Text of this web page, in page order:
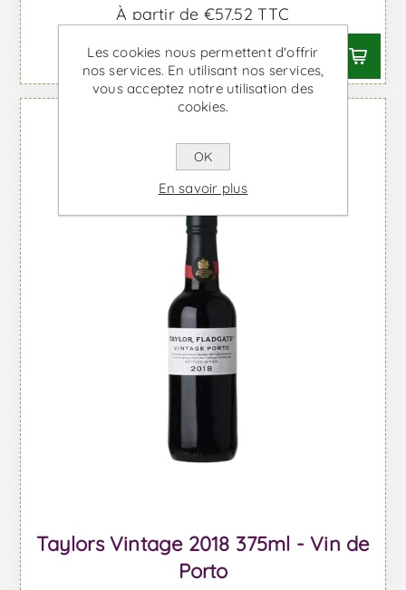
À partir de €57,52 TTC
Taylors Vintage 2018 375ml - Vin de
Porto
Les cookies nous permettent d'offrir
nos services. En utilisant nos services,
vous acceptez notre utilisation des
cookies.
OK
En savoir plus